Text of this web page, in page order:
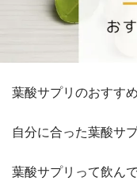
葉酸サプリのおすす
自分に合った葉酸サ
葉酸サプリって飲ん